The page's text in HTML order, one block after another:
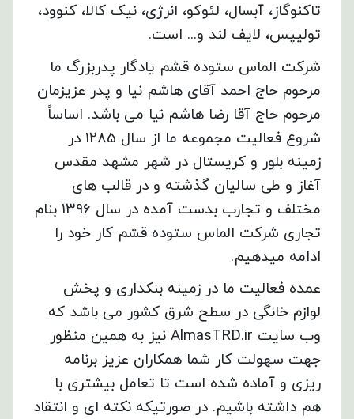
تاکنوگاز، آبسال، لئوکو، انرژی، نیک کالا، کنوود،
تولیپس، لایف لند و... است.
شرکت الماس ستوده قشم یادگار پدربزرگ ما
مرحوم حاج احمد آقای هاشم نیا و پدر عزیزمان
مرحوم حاج آقا رضا هاشم نیا می باشد. اساساً
شروع فعالیت مجموعه ما از سال 1285 در
زمینه بلور و کریستال در شهر مشهد مقدس
آغاز و طی سالیان گذشته و در قالب های
مختلف و تجارب بدست آمده در سال 1396 بنام
تجاری شرکت الماس ستوده قشم کار خود را
ادامه میدهیم.
عمده فعالیت ما در زمینه بنکداری و پخش
لوازم خانگی در سطح شرق کشور می باشد که
وب سایت AlmasTRD.ir نیز به همین منظور
جهت سهولت کار شما همکاران عزیز برنامه
ریزی و آماده شده است تا تعامل بیشتری با
هم داشته باشیم. در صورتیکه نکته ای و انتقاد